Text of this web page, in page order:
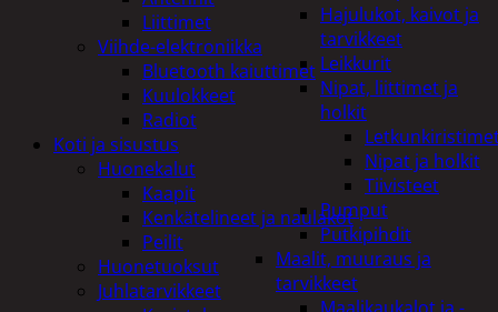
Hajulukot, kaivot ja
tarvikkeet
Leikkurit
Nipat, liittimet ja
holkit
Nipat ja holkit
Tiivisteet
Pumput
Putkipihdit
Maalit, muuraus ja
tarvikkeet
Liittimet
Viihde-elektroniikka
Bluetooth kaiuttimet
Kuulokkeet
Radiot
Koti ja sisustus
Huonekalut
Kaapit
Kenkätelineet ja naulakot
Peilit
Huonetuoksut
Juhlatarvikkeet